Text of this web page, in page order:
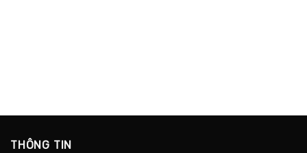
THÔNG TIN